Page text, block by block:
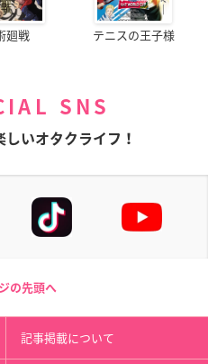
廻戦 テニスの王子様
SNS
いオタクライフ！
の先頭へ
記事掲載について